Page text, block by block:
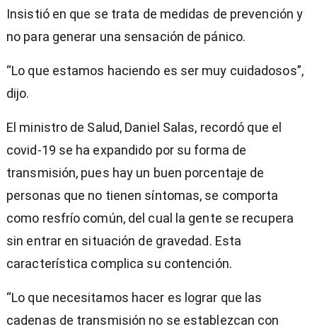
Insistió en que se trata de medidas de prevención y
no para generar una sensación de pánico.
“Lo que estamos haciendo es ser muy cuidadosos”,
dijo.
El ministro de Salud, Daniel Salas, recordó que el
covid-19 se ha expandido por su forma de
transmisión, pues hay un buen porcentaje de
personas que no tienen síntomas, se comporta
como resfrío común, del cual la gente se recupera
sin entrar en situación de gravedad. Esta
característica complica su contención.
“Lo que necesitamos hacer es lograr que las
cadenas de transmisión no se establezcan con